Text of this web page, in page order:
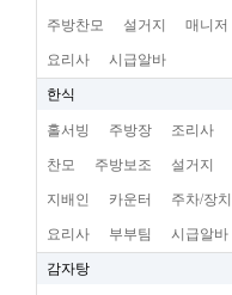
주방찬모 설거지 매니저
요리사 시급알바
한식
홀서빙 주방장 조리사
찬모 주방보조 설거지
지배인 카운터 주차/장치
요리사 부부팀 시급알바
감자탕